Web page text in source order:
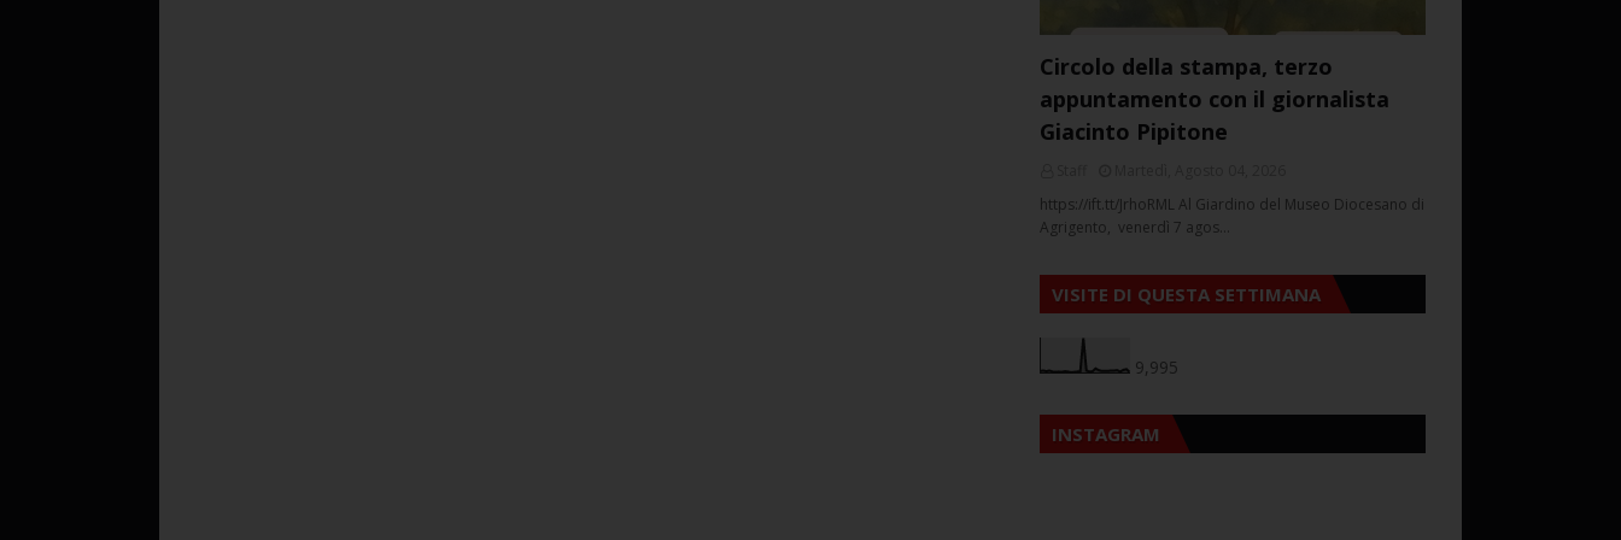
Circolo della stampa, terzo
appuntamento con il giornalista
Giacinto Pipitone
https://ift.tt/JrhoRML Al Giardino del Museo Diocesano di
Agrigento, venerdì 7 agos…
VISITE DI QUESTA SETTIMANA
9,995
INSTAGRAM